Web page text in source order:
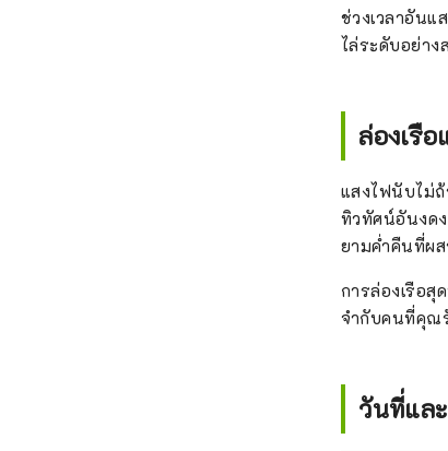
ช่วงเวลาอันแ
ไล่ระดับอย่าง
ล่องเรื
แสงไฟนับไม่
ทิวทัศน์อันงด
ยามค่ำคืนที่ผ
การล่องเรือสุ
จำกับคนที่คุณ
วันที่แล